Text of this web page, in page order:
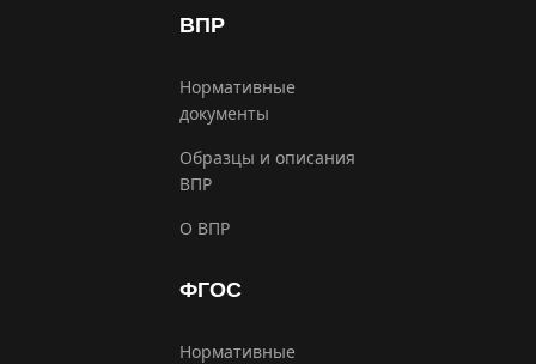
ВПР
Нормативные
документы
Образцы и описания
ВПР
О ВПР
ФГОС
Нормативные